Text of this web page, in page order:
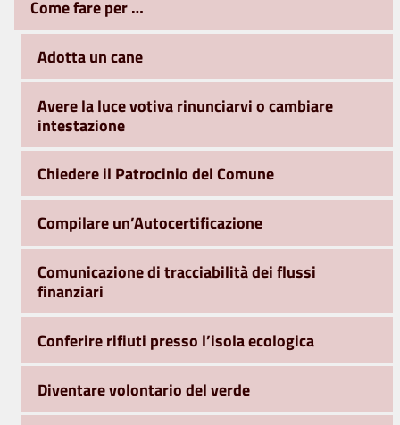
Come fare per …
Adotta un cane
Avere la luce votiva rinunciarvi o cambiare
intestazione
Chiedere il Patrocinio del Comune
Compilare un’Autocertificazione
Comunicazione di tracciabilità dei flussi
finanziari
Conferire rifiuti presso l’isola ecologica
Diventare volontario del verde